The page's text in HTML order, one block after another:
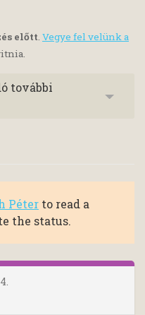
előtt. Vegye fel velünk a
további
Péter to read a
the status.